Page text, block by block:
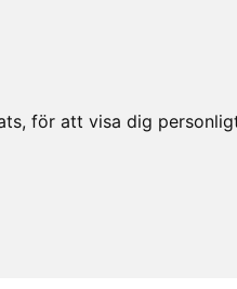
för att visa dig